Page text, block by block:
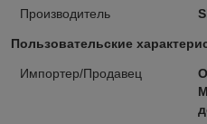
Производитель
Пользовательские
Импортер/Продавец